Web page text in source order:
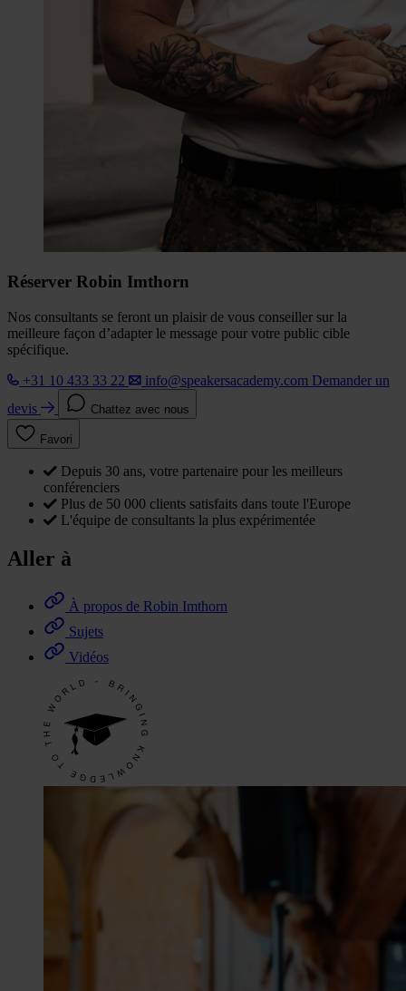
Réserver Robin Imthorn
Nos consultants se feront un plaisir de vous conseiller sur la
meilleure façon d’adapter le message pour votre public cible
spécifique.
+31 10 433 33 22
info@speakersacademy.com Demander un
devis
Chattez avec nous
Favori
Depuis 30 ans, votre partenaire pour les meilleurs
conférenciers
Plus de 50 000 clients satisfaits dans toute l'Europe
L'équipe de consultants la plus expérimentée
Aller à
À propos de Robin Imthorn
Sujets
Vidéos